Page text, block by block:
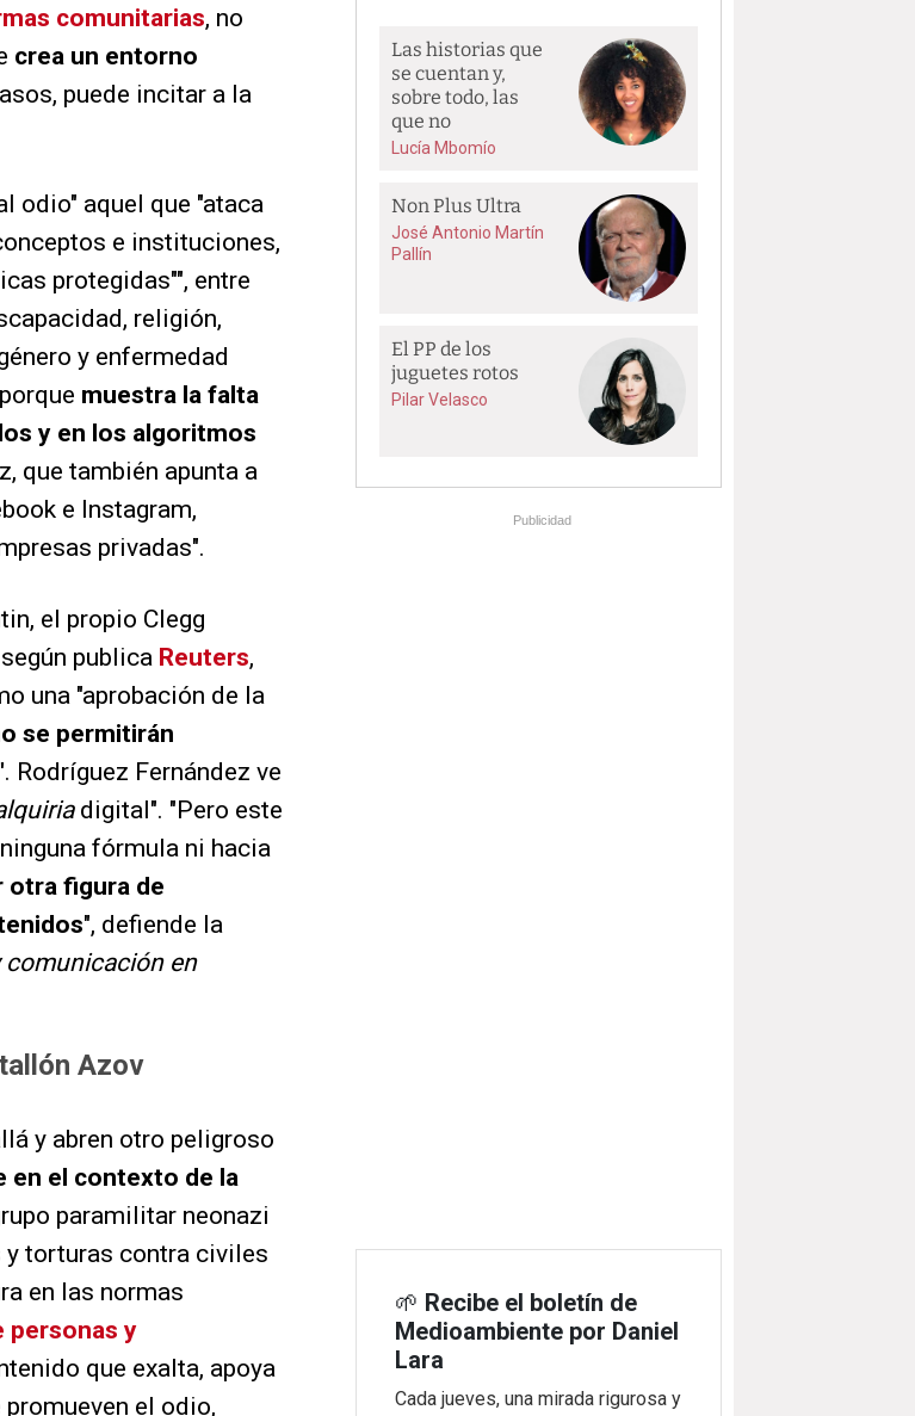
comunitarias, no
crea un entorno
puede incitar a la
odio" aquel que "ataca
e instituciones,
protegidas"", entre
religión,
y enfermedad
muestra la falta
y en los algoritmos
que también apunta a
e Instagram,
privadas".
el propio Clegg
publica Reuters,
una "aprobación de la
se permitirán
. Rodríguez Fernández ve
digital". "Pero este
fórmula ni hacia
otra figura de
", defiende la
comunicación en
Azov
y abren otro peligroso
en el contexto de la
paramilitar neonazi
torturas contra civiles
en las normas
personas y
que exalta, apoya
el odio,
Las historias que
se cuentan y,
sobre todo, las
que no
Lucía Mbomío
Non Plus Ultra
José Antonio Martín
Pallín
El PP de los
juguetes rotos
Pilar Velasco
Publicidad
🌱 Recibe el boletín de
Medioambiente por Daniel
Lara
Cada jueves, una mirada rigurosa y